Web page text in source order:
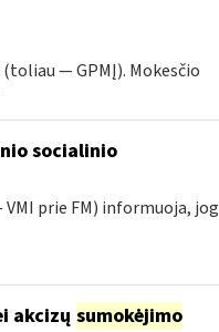
— GPMĮ). Mokesčio
socialinio
prie FM) informuoja, jog
akcizų sumokėjimo